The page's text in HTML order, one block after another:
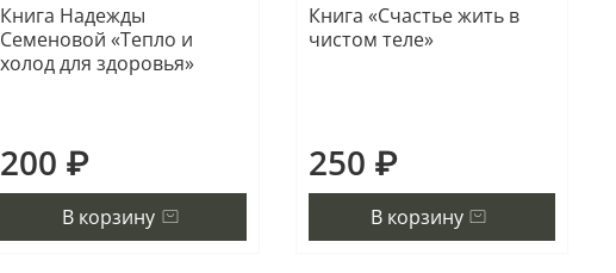
Книга Надежды
Семеновой «Тепло и
холод для здоровья»
200 ₽
В корзину
Книга «Счастье жить в
чистом теле»
250 ₽
В корзину